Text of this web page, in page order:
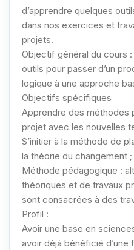
d’apprendre quelques
dans nos exercices et
projets.
Objectif général du cours
outils pour passer d’un
logique à une approche
Objectifs spécifiques
Apprendre des méthodes
projet avec les nouvelles
S’initier à la méthode de
la théorie du changement ;
Méthode pédagogique :
théoriques et de travaux
sont consacrées à des
Profil :
Avoir une base en
avoir déjà bénéficié